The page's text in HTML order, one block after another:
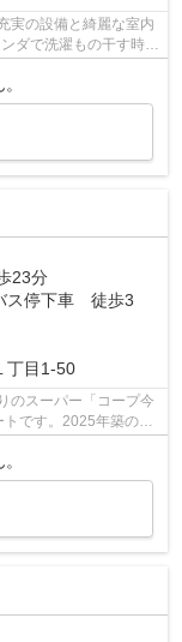
実の設備と綺麗な室内
ダで洗濯もの干す時通
23分
ス停下車 徒歩3
丁目1-50
のスーパー「コープ今
です。2025年築の物